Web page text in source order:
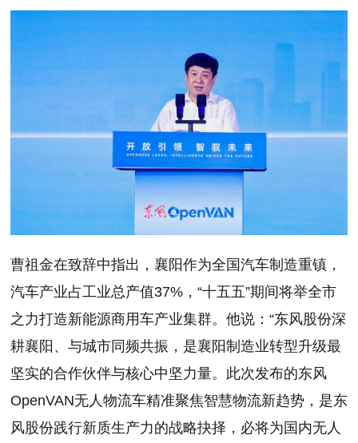
曹祖金在致辞中指出，襄阳作为全国汽车制造重镇，
汽车产业占工业总产值37%，“十五五”期间将举全市
之力打造新能源商用车产业集群。他说：“东风股份深
耕襄阳、与城市同频共振，是襄阳制造业转型升级最
坚实的合作伙伴与核心中坚力量。此次发布的东风
OpenVAN无人物流车精准聚焦智慧物流新趋势，是东
风股份践行新质生产力的战略抉择，必将为国内无人